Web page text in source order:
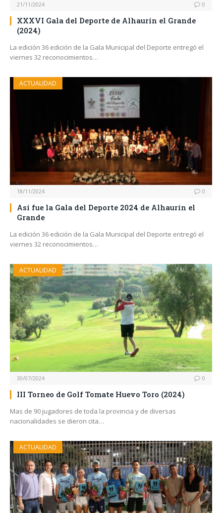
21/11/2024 0
XXXVI Gala del Deporte de Alhaurín el Grande
(2024)
La edición 36 edición de la Gala Municipal del Deporte entregó el
viernes 32 reconocimientos…
ACTUALIDAD
18/11/2024 0
Así fue la Gala del Deporte 2024 de Alhaurín el
Grande
La edición 36 edición de la Gala Municipal del Deporte entregó el
viernes 32 reconocimientos…
ACTUALIDAD
30/07/2024 0
III Torneo de Golf Tomate Huevo Toro (2024)
Mas de 90 jugadores de toda la provincia y de diversas
nacionalidades se dieron cita…
ACTUALIDAD